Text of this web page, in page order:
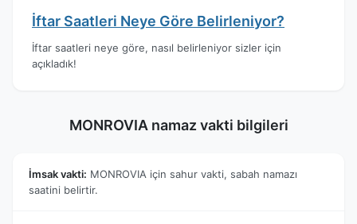
İftar Saatleri Neye Göre Belirleniyor?
İftar saatleri neye göre, nasıl belirleniyor sizler için
açıkladık!
MONROVIA namaz vakti bilgileri
İmsak vakti: MONROVIA için sahur vakti, sabah namazı
saatini belirtir.